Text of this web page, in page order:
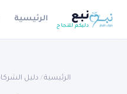
نبع
دليكم للنجاح
الرئيسية
الرئيسية/ دليل